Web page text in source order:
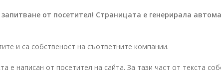
от посетител! Страницата е генерирала
и са собственост на съответните компании.
е написан от посетител на сайта. За тази част от текста